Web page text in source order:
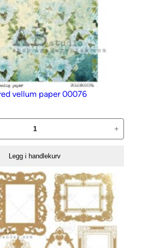
vellum paper 00076
+
Legg i handlekurv